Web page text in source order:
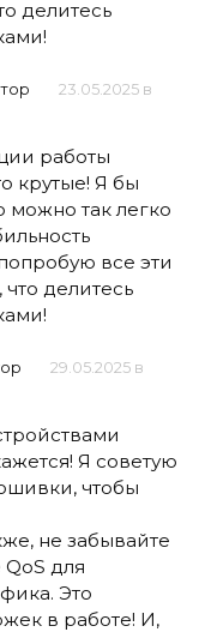
делитесь
23.05.2025 в
работы
крутые! Я бы
можно так легко
все эти
делитесь
29.05.2025 в
Я советую
чтобы
не забывайте
для
Это
в работе! И,